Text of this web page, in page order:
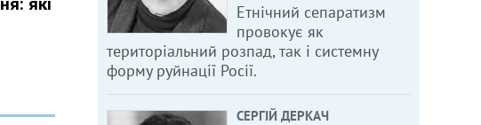
Етнічний сепаратизм
провокує як
територіальний розпад, так і системну
форму руйнації Росії.
СЕРГІЙ ДЕРКАЧ